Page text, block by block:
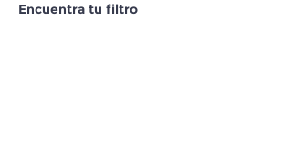
Encuentra tu filtro